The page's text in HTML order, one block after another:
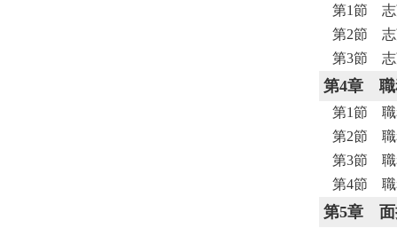
第1節 志
第2節 志
第3節 志
第4章
第1節 職
第2節 職
第3節 職
第4節 職
第5章